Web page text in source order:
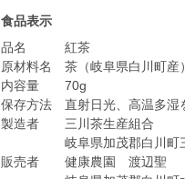
食品表示
品名 紅茶
原材料名 茶（岐阜県白川町産）
内容量 70g
保存方法 直射日光、高温多湿
製造者 三川茶生産組合
岐阜県加茂郡白川町三
販売者 健康農園 渡辺聖